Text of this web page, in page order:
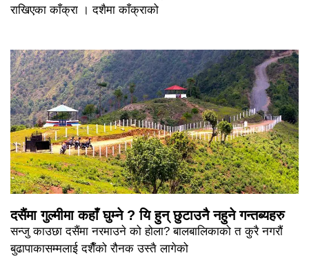
राखिएका काँक्रा । दशैमा काँक्राको
दसैंमा गुल्मीमा कहाँ घुम्ने ? यि हुन् छुटाउनै नहुने गन्तब्यहरु
सन्जु काउछा दसैंमा नरमाउने को होला? बालबालिकाको त कुरै नगरौं
बुढापाकासम्मलाई दशैँको रौनक उस्तै लागेको